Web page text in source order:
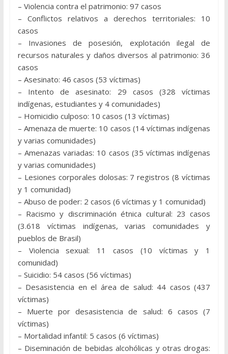
– Violencia contra el patrimonio: 97 casos
– Conflictos relativos a derechos territoriales: 10
casos
– Invasiones de posesión, explotación ilegal de
recursos naturales y daños diversos al patrimonio: 36
casos
– Asesinato: 46 casos (53 víctimas)
– Intento de asesinato: 29 casos (328 víctimas
indígenas, estudiantes y 4 comunidades)
– Homicidio culposo: 10 casos (13 víctimas)
– Amenaza de muerte: 10 casos (14 víctimas indígenas
y varias comunidades)
– Amenazas variadas: 10 casos (35 víctimas indígenas
y varias comunidades)
– Lesiones corporales dolosas: 7 registros (8 víctimas
y 1 comunidad)
– Abuso de poder: 2 casos (6 víctimas y 1 comunidad)
– Racismo y discriminación étnica cultural: 23 casos
(3.618 víctimas indígenas, varias comunidades y
pueblos de Brasil)
– Violencia sexual: 11 casos (10 víctimas y 1
comunidad)
– Suicidio: 54 casos (56 víctimas)
– Desasistencia en el área de salud: 44 casos (437
víctimas)
– Muerte por desasistencia de salud: 6 casos (7
víctimas)
– Mortalidad infantil: 5 casos (6 víctimas)
– Diseminación de bebidas alcohólicas y otras drogas: